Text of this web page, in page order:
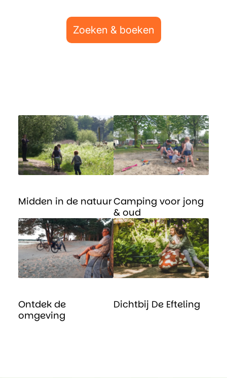
Zoeken & boeken
Midden in de natuurCamping voor jong
& oud
Ontdek de
omgeving
Dichtbij De Efteling